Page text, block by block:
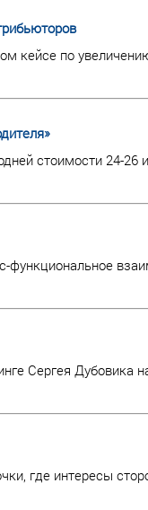
кейсе по
стоимости 24-26
функциональное
Сергея Дубовика
где интересы